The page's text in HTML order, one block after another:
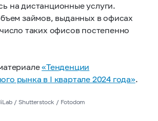
на дистанционные услуги.
займов, выданных в офисах
таких офисов постепенно
«Тенденции
рынка в I квартале 2024 года».
/ Shutterstock / Fotodom